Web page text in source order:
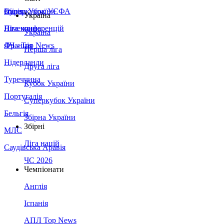
Збірна України
Італія
Німеччина
Франція
Нідерланди
Туреччина
Португалія
Бельгія
МЛС
Саудівська Аравія
Суперкубок УЄФА
Ліга конференцій
ЛЧ - Top News
Україна
Україна
Перша ліга
Друга ліга
Кубок України
Суперкубок України
Збірна України
Збірні
Ліга націй
ЧС 2026
Чемпіонати
Англія
Іспанія
АПЛ Top News